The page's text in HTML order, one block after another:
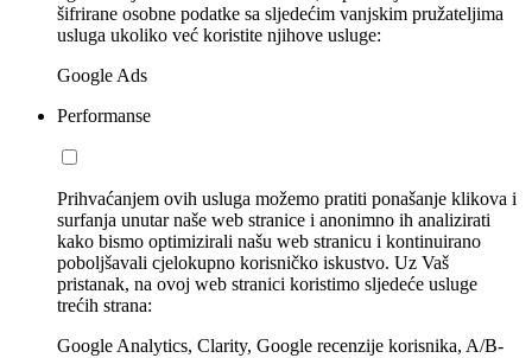
šifrirane osobne podatke sa sljedećim vanjskim pružateljima
usluga ukoliko već koristite njihove usluge:
Google Ads
Performanse
Prihvaćanjem ovih usluga možemo pratiti ponašanje klikova i
surfanja unutar naše web stranice i anonimno ih analizirati
kako bismo optimizirali našu web stranicu i kontinuirano
poboljšavali cjelokupno korisničko iskustvo. Uz Vaš
pristanak, na ovoj web stranici koristimo sljedeće usluge
trećih strana:
Google Analytics, Clarity, Google recenzije korisnika, A/B-